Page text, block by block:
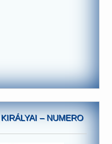
– NUMERO